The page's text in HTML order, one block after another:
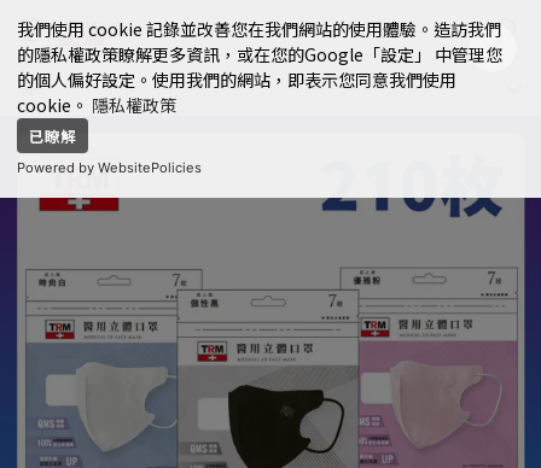
我們使用 cookie 記錄並改善您在我們網站的使用體驗。造訪我們
的隱私權政策瞭解更多資訊，或在您的Google「設定」 中管理您
的個人偏好設定。使用我們的網站，即表示您同意我們使用
cookie。 隱私權政策
已瞭解
Powered by WebsitePolicies